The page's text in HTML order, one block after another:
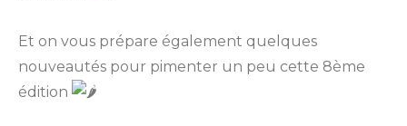
Et on vous prépare également quelques
nouveautés pour pimenter un peu cette 8ème
édition